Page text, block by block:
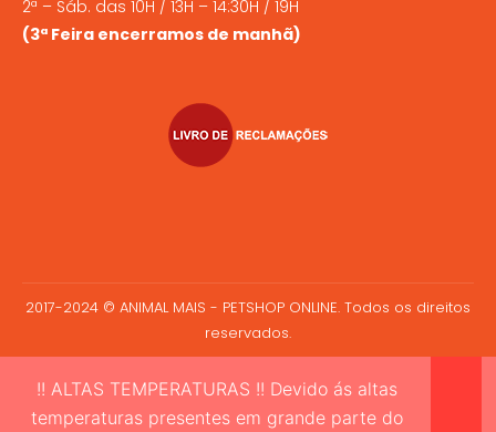
2ª – Sáb. das 10H / 13H – 14:30H / 19H
(3ª Feira encerramos de manhã)
2017-2024 © ANIMAL MAIS - PETSHOP ONLINE. Todos os direitos
reservados.
!! ALTAS TEMPERATURAS !! Devido ás altas
temperaturas presentes em grande parte do